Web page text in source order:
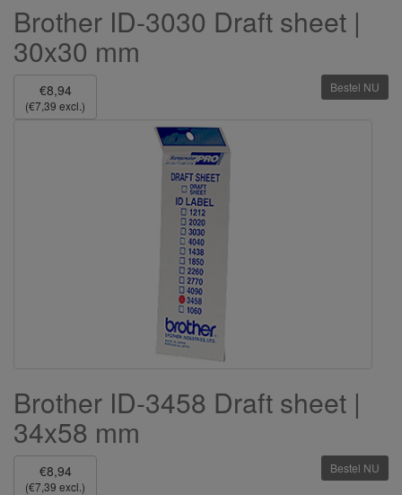
Brother ID-3030 Draft sheet |
30x30 mm
€8,94
(€7,39 excl.)
Bestel NU
Brother ID-3458 Draft sheet |
34x58 mm
€8,94
(€7,39 excl.)
Bestel NU